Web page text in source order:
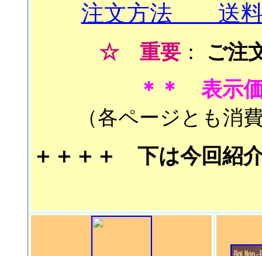
注文方法 送
☆ 重要：
ご注
＊＊ 表示
（各ページとも消
＋＋＋＋ 下は今回紹